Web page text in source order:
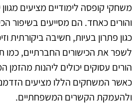
משחקי קופסה לימודיים מציעים מגוון
והורים כאחד. הם מסייעים בשיפור
כגון פתרון בעיות, חשיבה ביקורתית
לשפר את הכישורים החברתיים, כמו
הורים עסוקים יכולים ליהנות
כאשר המשחקים הללו מציעים
ולהעמקת הקשרים המשפחתיים.